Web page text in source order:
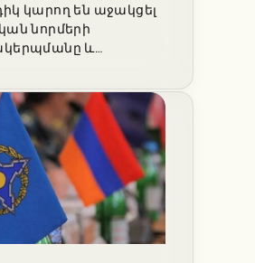
կարող են աջակցել
նորմերի
և…